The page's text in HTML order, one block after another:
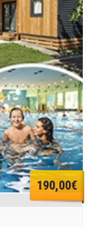
190,00€